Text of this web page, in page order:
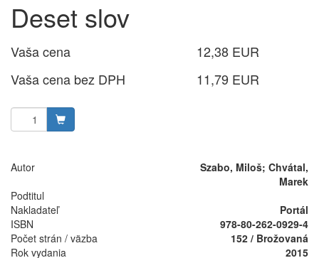
Deset slov
Vaša cena
12,38 EUR
Vaša cena bez DPH
11,79 EUR
Autor
Szabo, Miloš; Chvátal,
Marek
Podtitul
Nakladateľ
Portál
ISBN
978-80-262-0929-4
Počet strán / väzba
152 / Brožovaná
Rok vydania
2015